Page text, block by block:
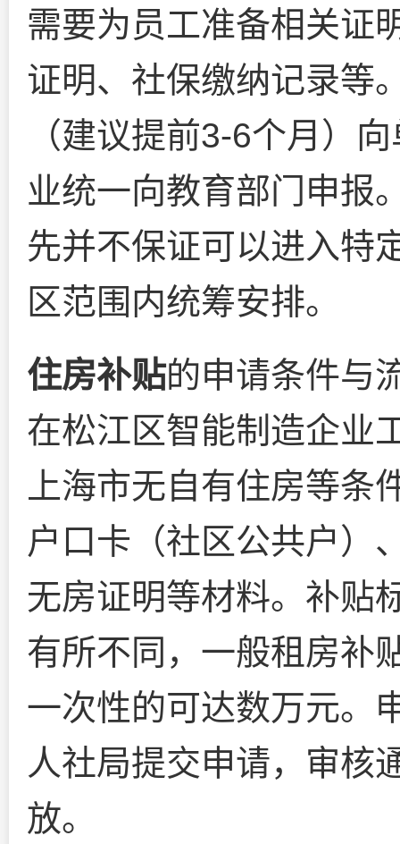
需要为员工准备相关证
证明、社保缴纳记录等
（建议提前3-6个月）
业统一向教育部门申报
先并不保证可以进入特
区范围内统筹安排。
住房补贴的申请条件与
在松江区智能制造企业
上海市无自有住房等条
户口卡（社区公共户）
无房证明等材料。补贴
有所不同，一般租房补
一次性的可达数万元。
人社局提交申请，审核
放。